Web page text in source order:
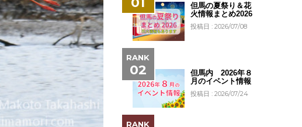
但馬の夏祭り＆花
火情報まとめ2026
投稿日 : 2026/07/08
但馬内 2026年８
月のイベント情報
投稿日 : 2026/07/24